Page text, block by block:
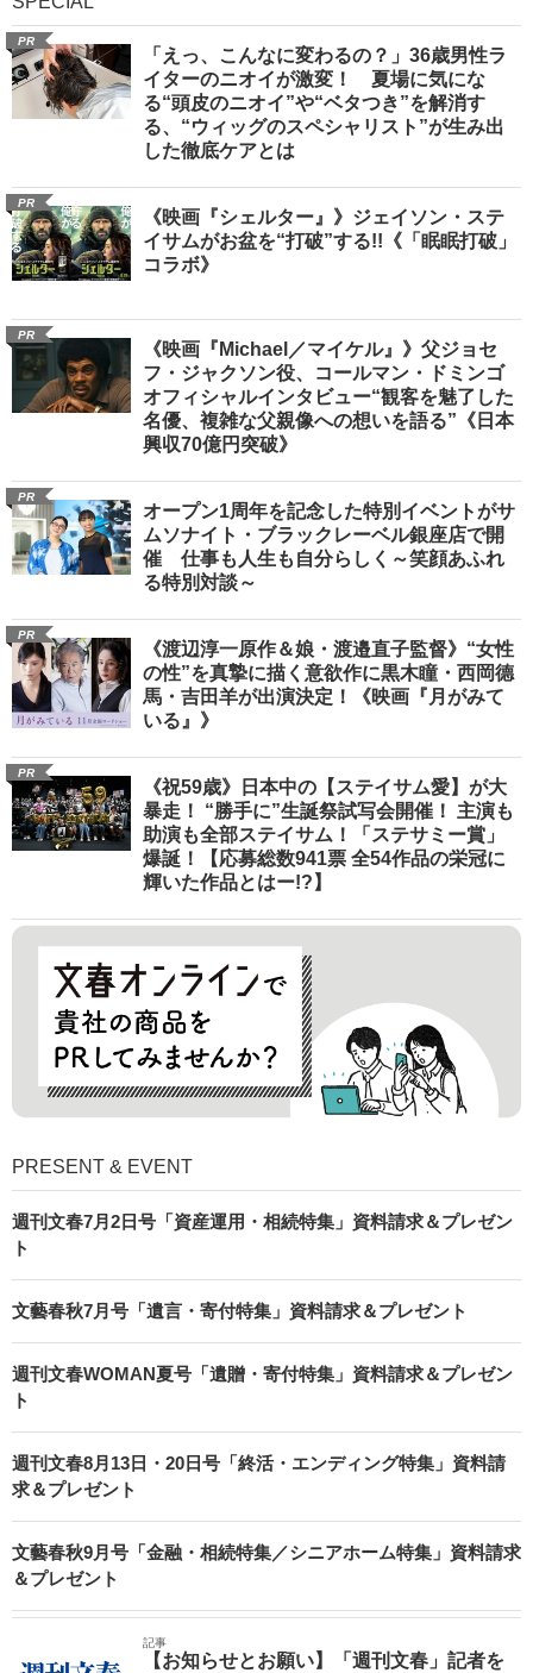
PR
「えっ、こんなに変わるの？」36歳男性ラ
イターのニオイが激変！ 夏場に気にな
る“頭皮のニオイ”や“ベタつき”を解消す
る、“ウィッグのスペシャリスト”が生み出
した徹底ケアとは
PR
《映画『シェルター』》ジェイソン・ステ
イサムがお盆を“打破”する!!《「眠眠打破」
コラボ》
PR
《映画『Michael／マイケル』》父ジョセ
フ・ジャクソン役、コールマン・ドミンゴ
オフィシャルインタビュー“観客を魅了した
名優、複雑な父親像への想いを語る”《日本
興収70億円突破》
PR
オープン1周年を記念した特別イベントがサ
ムソナイト・ブラックレーベル銀座店で開
催 仕事も人生も自分らしく～笑顔あふれ
る特別対談～
PR
《渡辺淳一原作＆娘・渡邉直子監督》“女性
の性”を真摯に描く意欲作に黒木瞳・西岡德
馬・吉田羊が出演決定！《映画『月がみて
いる』》
PR
《祝59歳》日本中の【ステイサム愛】が大
暴走！ “勝手に”生誕祭試写会開催！ 主演も
助演も全部ステイサム！「ステサミー賞」
爆誕！【応募総数941票 全54作品の栄冠に
輝いた作品とはー!?】
PRESENT & EVENT
週刊文春7月2日号「資産運用・相続特集」資料請求＆プレゼン
ト
文藝春秋7月号「遺言・寄付特集」資料請求＆プレゼント
週刊文春WOMAN夏号「遺贈・寄付特集」資料請求＆プレゼン
ト
週刊文春8月13日・20日号「終活・エンディング特集」資料請
求＆プレゼント
文藝春秋9月号「金融・相続特集／シニアホーム特集」資料請求
＆プレゼント
記事
【お知らせとお願い】「週刊文春」記者を